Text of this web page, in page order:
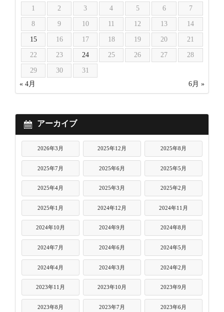
1 2 3 4 5 6 7
8 9 10 11 12 13 14
15 16 17 18 19 20 21
22 23 24 25 26 27 28
29 30
31
« 4月
6月 »
アーカイブ
2026年3月 2025年12月 2025年8月
2025年7月 2025年6月 2025年5月
2025年4月 2025年3月 2025年2月
2025年1月 2024年12月 2024年11月
2024年10月 2024年9月 2024年8月
2024年7月 2024年6月 2024年5月
2024年4月 2024年3月 2024年2月
2023年11月 2023年10月 2023年9月
2023年8月 2023年7月 2023年6月